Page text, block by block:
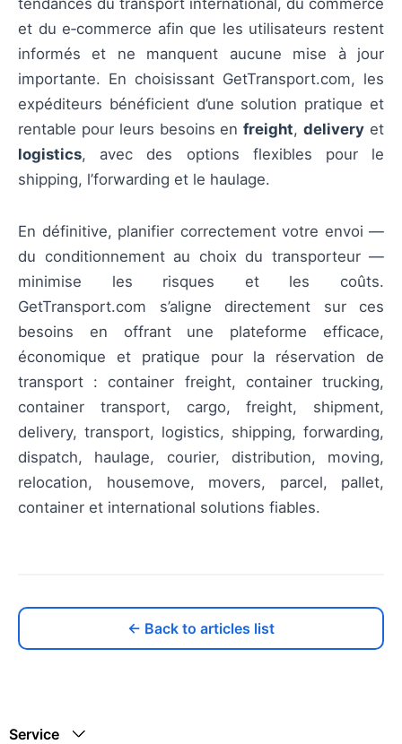
et du e‑commerce afin que les utilisateurs restent
informés et ne manquent aucune mise à jour
importante. En choisissant GetTransport.com, les
expéditeurs bénéficient d’une solution pratique et
rentable pour leurs besoins enfreight,delivery et
logistics, avec des options flexibles pour le
shipping, l’forwarding et le haulage.
En définitive, planifier correctement votre envoi —
du conditionnement au choix du transporteur —
minimise les risques et les coûts.
GetTransport.com s’aligne directement sur ces
besoins en offrant une plateforme efficace,
économique et pratique pour la réservation de
transport : container freight, container trucking,
container transport, cargo, freight, shipment,
delivery, transport, logistics, shipping, forwarding,
dispatch, haulage, courier, distribution, moving,
relocation, housemove, movers, parcel, pallet,
container et international solutions fiables.
← Back to articles list
Service